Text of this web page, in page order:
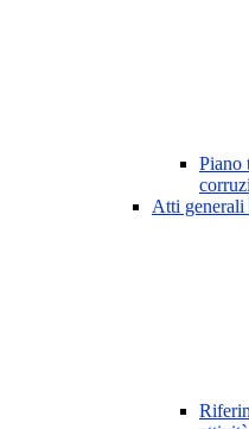
Piano
Atti generali